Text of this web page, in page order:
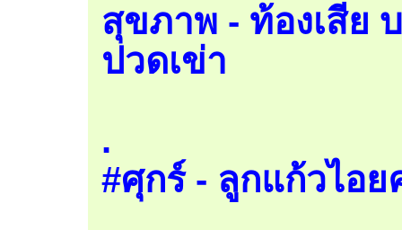
สุขภาพ - ท้องเสีย
ปวดเข่า
.
#ศุกร์ - ลูกแก้วไอ